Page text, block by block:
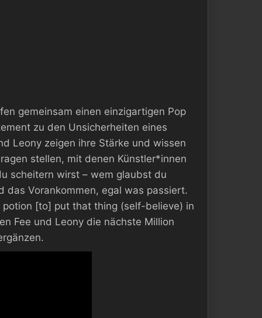
gemeinsam einen einzigartigen Pop
zu den Unsicherheiten eines
Leony zeigen ihre Stärke und wissen
stellen, mit denen Künstler*innen
scheitern wirst – wem glaubst du
das Vorankommen, egal was passiert.
[to] put that thing (self-believe) in
Fee und Leony die nächste Million